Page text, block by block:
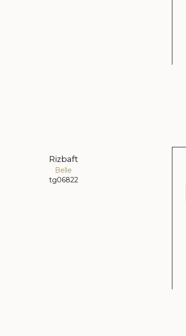
Rizbaft
Belle
tg06822